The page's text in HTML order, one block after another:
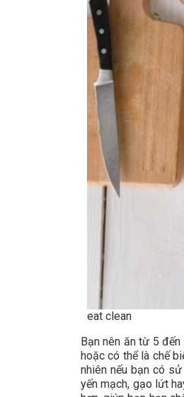
eat clean
Bạn nên ăn từ 5
hoặc có thể là chế
nhiên nếu bạn có
yến mạch, gạo lứt